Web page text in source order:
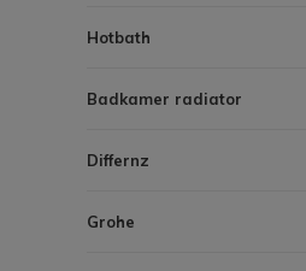
Hotbath
Badkamer radiator
Differnz
Grohe